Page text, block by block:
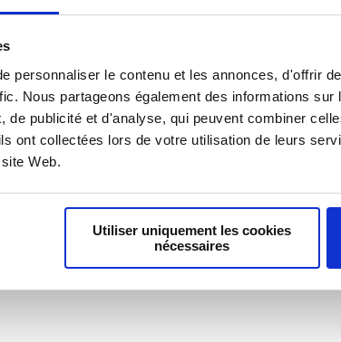
personnaliser le contenu et les annonces, d'offrir
Nous partageons également des informations
de publicité et d'analyse, qui peuvent combiner
ont collectées lors de votre utilisation de leurs
Web.
Utiliser uniquement les cookies
nécessaires
du